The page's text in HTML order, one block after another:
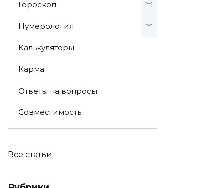
Гороскоп
Нумерология
Калькуляторы
Карма
Ответы на вопросы
Совместимость
Все статьи